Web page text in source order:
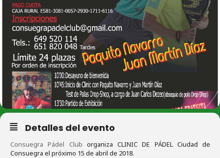
Detalles del evento
Consuegra Pádel Club organiza CLINIC DE PÁDEL Ciudad de
Consuegra el próximo 15 de abril de 2018.